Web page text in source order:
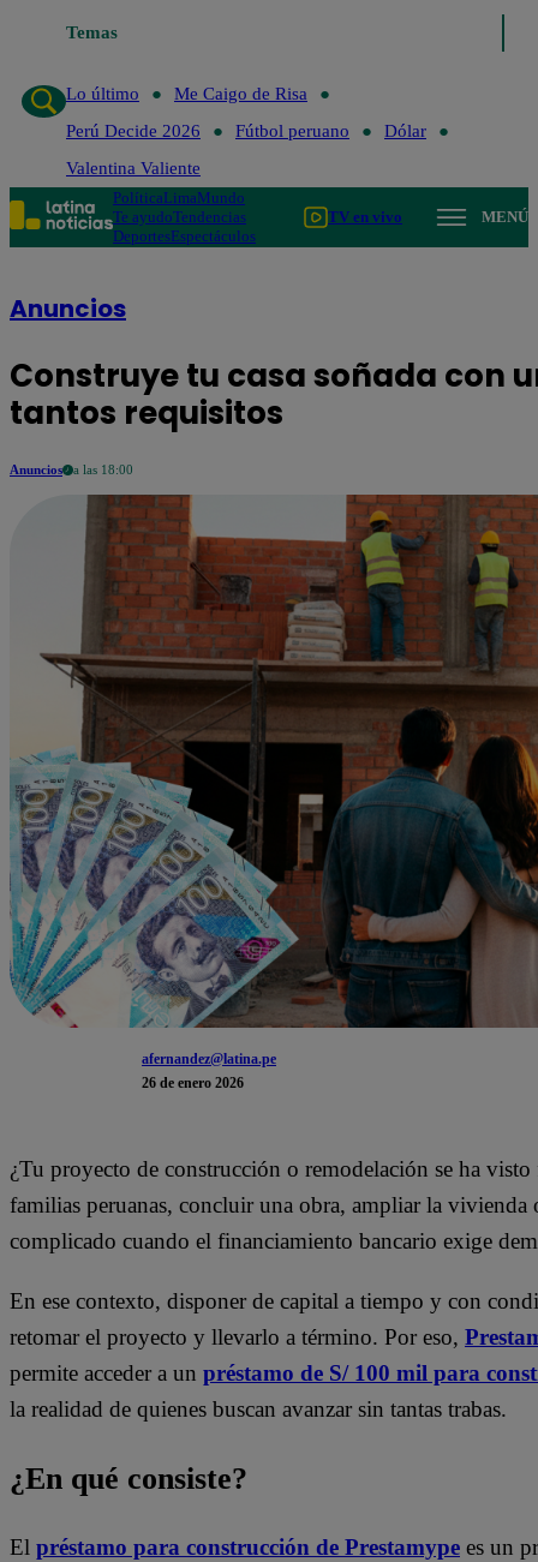
Temas
Lo último
Me Caigo de Risa
Perú Decide 2026
Fútbol peruano
Dólar
Valentina Valiente
PolíticaLimaMundo
Te ayudoTendencias
DeportesEspectáculos
TV en vivo MENÚ
Anuncios
Construye tu casa soñada con
tantos requisitos
Anuncios a las 18:00
afernandez@latina.pe
26 de enero 2026
¿Tu proyecto de construcción o remodelación se ha
familias peruanas, concluir una obra, ampliar la vivienda
complicado cuando el financiamiento bancario exige
En ese contexto, disponer de capital a tiempo y con
retomar el proyecto y llevarlo a término. Por eso,
permite acceder a un préstamo de S/ 100 mil para
la realidad de quienes buscan avanzar sin tantas trabas.
¿En qué consiste?
El préstamo para construcción de Prestamype es un